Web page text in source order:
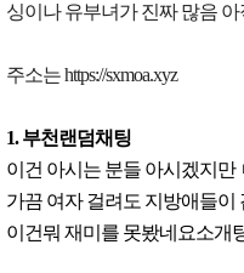
싱이나 유부녀가 진짜 많음
주소는 https://sxmoa.xyz
1. 부천랜덤채팅
이건 아시는 분들 아시겠지만
가끔 여자 걸려도 지방애들이
이건뭐 재미를 못봤네요소개